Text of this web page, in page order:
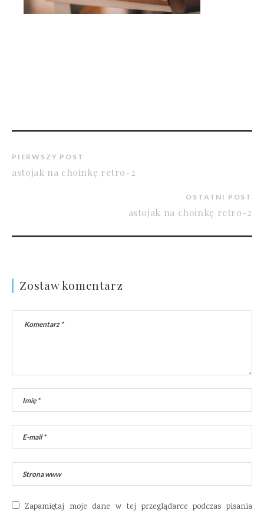
PIERWSZY POST
astojak na choinkę retro-2
OSTATNI POST
astojak na choinkę retro-2
Zostaw komentarz
Zapamiętaj moje dane w tej przeglądarce podczas pisania